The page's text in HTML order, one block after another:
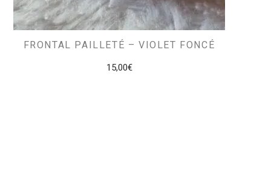
FRONTAL PAILLETÉ – VIOLET FONCÉ
15,00€